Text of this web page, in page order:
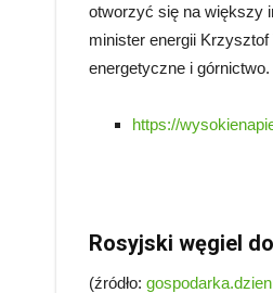
otworzyć się na większy
minister energii
energetyczne i górnictwo.
https://
Rosyjski węgiel
(źródło: